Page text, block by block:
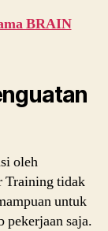
BRAIN
oleh
Training tidak
untuk
pekerjaan saja.